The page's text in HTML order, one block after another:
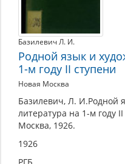
Базилевич Л. И.
Родной язык и
1-м году II ступени
Новая Москва
Базилевич, Л. И.Родной
литература на 1-м году
Москва, 1926.
1926